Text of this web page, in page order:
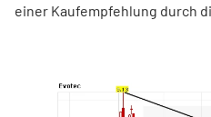
einer Kaufempfehlung durch